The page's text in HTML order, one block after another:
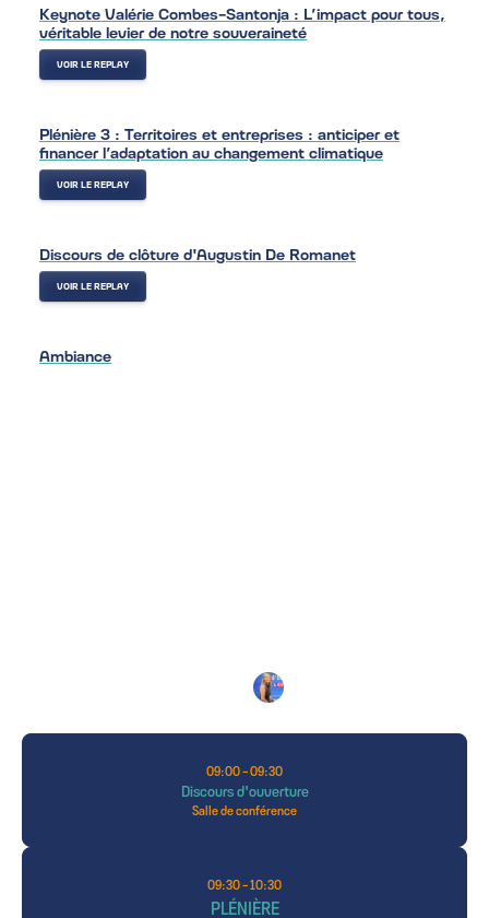
Keynote Valérie Combes-Santonja : L’impact pour tous,
véritable levier de notre souveraineté
VOIR LE REPLAY
Plénière 3 : Territoires et entreprises : anticiper et
financer l’adaptation au changement climatique
VOIR LE REPLAY
Discours de clôture d'Augustin De Romanet
VOIR LE REPLAY
Ambiance
09:00 - 09:30
Discours d'ouverture
Salle de conférence
09:30 - 10:30
PLÉNIÈRE